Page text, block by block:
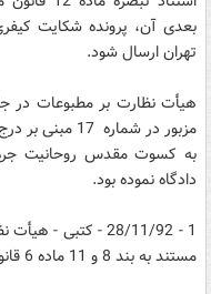
بعدی آن، پرونده شکایت
تهران ارسال شود.
هیأت نظارت بر مطبوعات در
مزبور در
به کسوت مقدس روحانیت
دادگاه نموده بود.
1 - 28/11/92 -
مستند به بند 8 و 11 ماده 6 قانون مطبوعات